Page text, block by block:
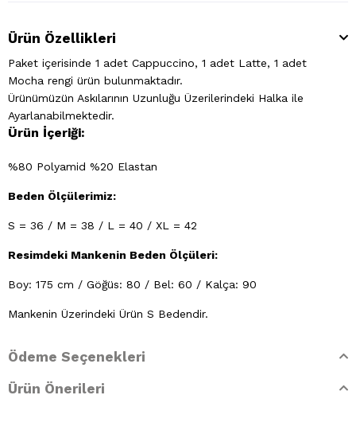
Ürün Özellikleri
Paket içerisinde 1 adet Cappuccino, 1 adet Latte, 1 adet
Mocha rengi ürün bulunmaktadır.
Ürünümüzün Askılarının Uzunluğu Üzerilerindeki Halka ile
Ayarlanabilmektedir.
Ürün İçeriği:
%80 Polyamid %20 Elastan
Beden Ölçülerimiz:
S = 36 / M = 38 / L = 40 / XL = 42
Resimdeki Mankenin Beden Ölçüleri:
Boy: 175 cm / Göğüs: 80 / Bel: 60 / Kalça: 90
Mankenin Üzerindeki Ürün S Bedendir.
Ödeme Seçenekleri
Ürün Önerileri